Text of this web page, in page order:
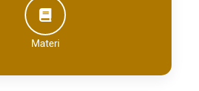
Materi